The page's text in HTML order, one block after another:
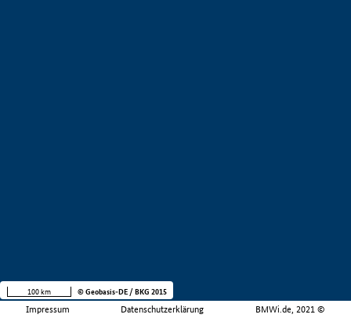
Impressum Datenschutzerklärung BMWi.de, 2021 ©
100 km © Geobasis-DE / BKG 2015